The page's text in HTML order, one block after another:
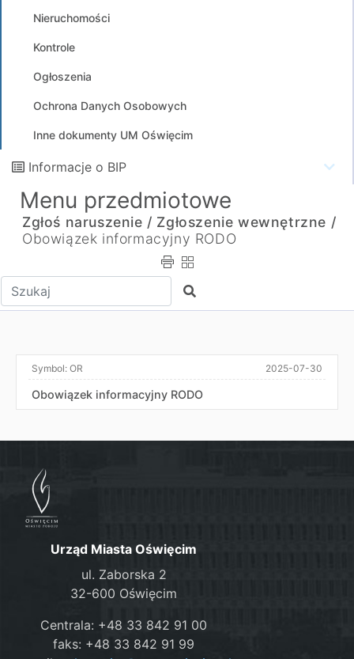
Nieruchomości
Kontrole
Ogłoszenia
Ochrona Danych Osobowych
Inne dokumenty UM Oświęcim
Informacje o BIP
Menu przedmiotowe
Zgłoś naruszenie / Zgłoszenie wewnętrzne /
Obowiązek informacyjny RODO
Wpisz tekst do wyszukania Szukaj
Symbol: OR 2025-07-30
Obowiązek informacyjny RODO
Urząd Miasta Oświęcim
ul. Zaborska 2
32-600 Oświęcim
Centrala: +48 33 842 91 00
faks: +48 33 842 91 99